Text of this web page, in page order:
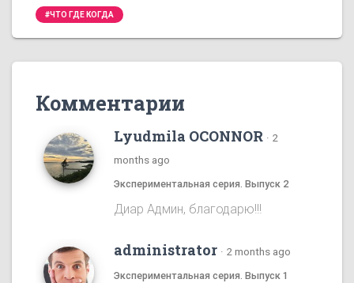
#ЧТО ГДЕ КОГДА
Комментарии
Lyudmila OCONNOR · 2
months ago
Экспериментальная серия. Выпуск 2
Диар Админ, благодарю!!!
administrator · 2 months ago
Экспериментальная серия. Выпуск 1